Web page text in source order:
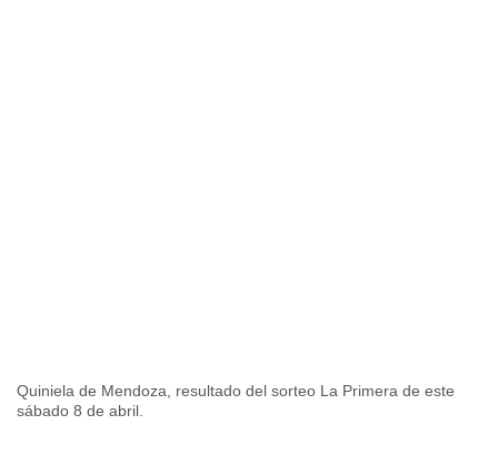
Quiniela de Mendoza, resultado del sorteo La Primera de este
sábado 8 de abril.